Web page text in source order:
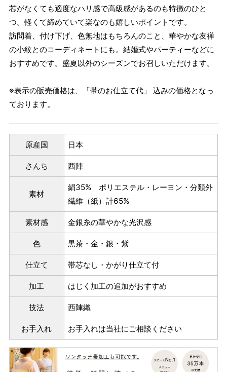
芯がなくても適度なハリ感で高級感があるのも特徴のひと
つ。軽くて締めていて楽なのも嬉しいポイントです。
訪問着、付け下げ、色無地はもちろんのこと、華やかな友禅
の小紋とのコーディネートにも。結婚式やパーティーなどに
おすすめです。盛夏以外のシーズンでお召しいただけます。
※表示の販売価格は、「帯のお仕立て代」 込みの価格となっ
ております。
原産国 日本
さんち 西陣
素材
絹35% ポリエステル・レーヨン・分類外
繊維（紙）計65%
素材感 金銀糸の華やかな光沢感
色 黒茶・金・銀・紫
仕立て 帯芯なし・かがり仕立て付
加工 はじく加工の追加がおすすめ
技法 西陣織
お手入れ お手入れは当社にご相談ください